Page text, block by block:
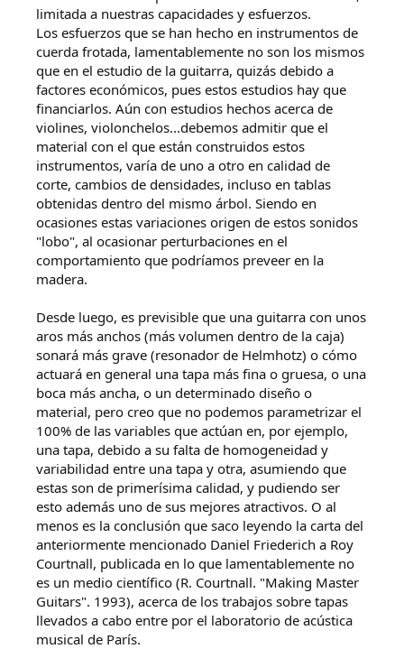
limitada a nuestras capacidades y esfuerzos.
Los esfuerzos que se han hecho en instrumentos de
cuerda frotada, lamentablemente no son los mismos
que en el estudio de la guitarra, quizás debido a
factores económicos, pues estos estudios hay que
financiarlos. Aún con estudios hechos acerca de
violines, violonchelos...debemos admitir que el
material con el que están construidos estos
instrumentos, varía de uno a otro en calidad de
corte, cambios de densidades, incluso en tablas
obtenidas dentro del mismo árbol. Siendo en
ocasiones estas variaciones origen de estos sonidos
"lobo", al ocasionar perturbaciones en el
comportamiento que podríamos preveer en la
madera.
Desde luego, es previsible que una guitarra con unos
aros más anchos (más volumen dentro de la caja)
sonará más grave (resonador de Helmhotz) o cómo
actuará en general una tapa más fina o gruesa, o una
boca más ancha, o un determinado diseño o
material, pero creo que no podemos parametrizar el
100% de las variables que actúan en, por ejemplo,
una tapa, debido a su falta de homogeneidad y
variabilidad entre una tapa y otra, asumiendo que
estas son de primerísima calidad, y pudiendo ser
esto además uno de sus mejores atractivos. O al
menos es la conclusión que saco leyendo la carta del
anteriormente mencionado Daniel Friederich a Roy
Courtnall, publicada en lo que lamentablemente no
es un medio científico (R. Courtnall. "Making Master
Guitars". 1993), acerca de los trabajos sobre tapas
llevados a cabo entre por el laboratorio de acústica
musical de París.